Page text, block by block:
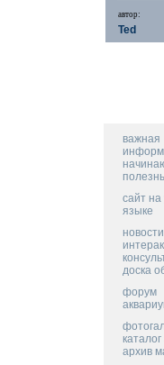
автор:
Ted
важная
сайт на
языке
новости
доска
форум
архив